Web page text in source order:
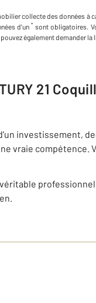
collecte des données à
d'un * sont obligatoires.
également demander
21
investissement,
vraie compétence.